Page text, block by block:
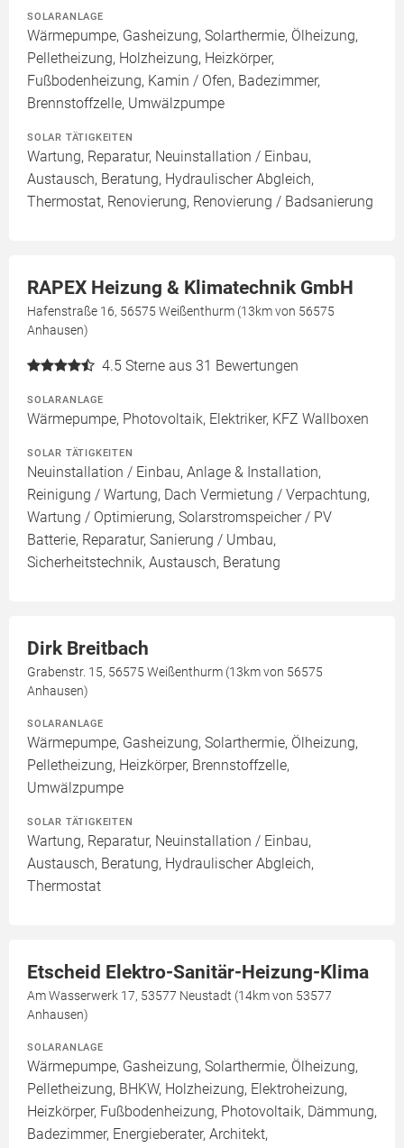
SOLARANLAGE
Wärmepumpe, Gasheizung, Solarthermie, Ölheizung,
Pelletheizung, Holzheizung, Heizkörper,
Fußbodenheizung, Kamin / Ofen, Badezimmer,
Brennstoffzelle, Umwälzpumpe
SOLAR TÄTIGKEITEN
Wartung, Reparatur, Neuinstallation / Einbau,
Austausch, Beratung, Hydraulischer Abgleich,
Thermostat, Renovierung, Renovierung / Badsanierung
RAPEX Heizung & Klimatechnik GmbH
Hafenstraße 16, 56575 Weißenthurm (13km von 56575
Anhausen)
4.5 Sterne aus 31 Bewertungen
SOLARANLAGE
Wärmepumpe, Photovoltaik, Elektriker, KFZ Wallboxen
SOLAR TÄTIGKEITEN
Neuinstallation / Einbau, Anlage & Installation,
Reinigung / Wartung, Dach Vermietung / Verpachtung,
Wartung / Optimierung, Solarstromspeicher / PV
Batterie, Reparatur, Sanierung / Umbau,
Sicherheitstechnik, Austausch, Beratung
Dirk Breitbach
Grabenstr. 15, 56575 Weißenthurm (13km von 56575
Anhausen)
SOLARANLAGE
Wärmepumpe, Gasheizung, Solarthermie, Ölheizung,
Pelletheizung, Heizkörper, Brennstoffzelle,
Umwälzpumpe
SOLAR TÄTIGKEITEN
Wartung, Reparatur, Neuinstallation / Einbau,
Austausch, Beratung, Hydraulischer Abgleich,
Thermostat
Etscheid Elektro-Sanitär-Heizung-Klima
Am Wasserwerk 17, 53577 Neustadt (14km von 53577
Anhausen)
SOLARANLAGE
Wärmepumpe, Gasheizung, Solarthermie, Ölheizung,
Pelletheizung, BHKW, Holzheizung, Elektroheizung,
Heizkörper, Fußbodenheizung, Photovoltaik, Dämmung,
Badezimmer, Energieberater, Architekt,